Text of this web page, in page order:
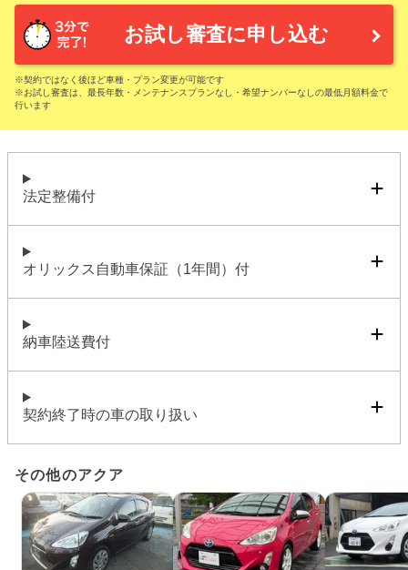
お試し審査に申し込む
※契約ではなく後ほど車種・プラン変更が可能です
※お試し審査は、最長年数・メンテナンスプランなし・希望ナンバーなしの最低月額料金で
行います
法定整備付
オリックス自動車保証（1年間）付
納車陸送費付
契約終了時の車の取り扱い
その他のアクア